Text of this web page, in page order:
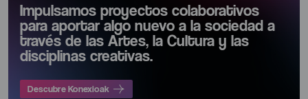
Impulsamos proyectos colaborativos
para aportar algo nuevo a la sociedad a
través de las Artes, la Cultura y las
disciplinas creativas.
Descubre Konexioak